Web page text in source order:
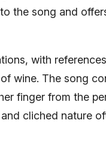
the song and
with
wine. The song
finger from the
cliched nature